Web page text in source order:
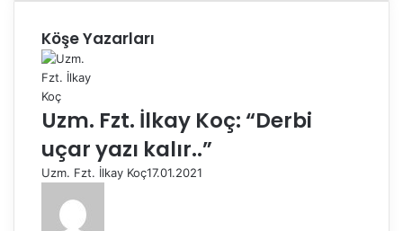
Köşe Yazarları
Uzm. Fzt. İlkay Koç: “Derbi
uçar yazı kalır..”
Uzm. Fzt. İlkay Koç17.01.2021